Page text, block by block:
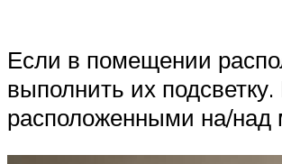
Если в помещении
выполнить их
расположенными на/над